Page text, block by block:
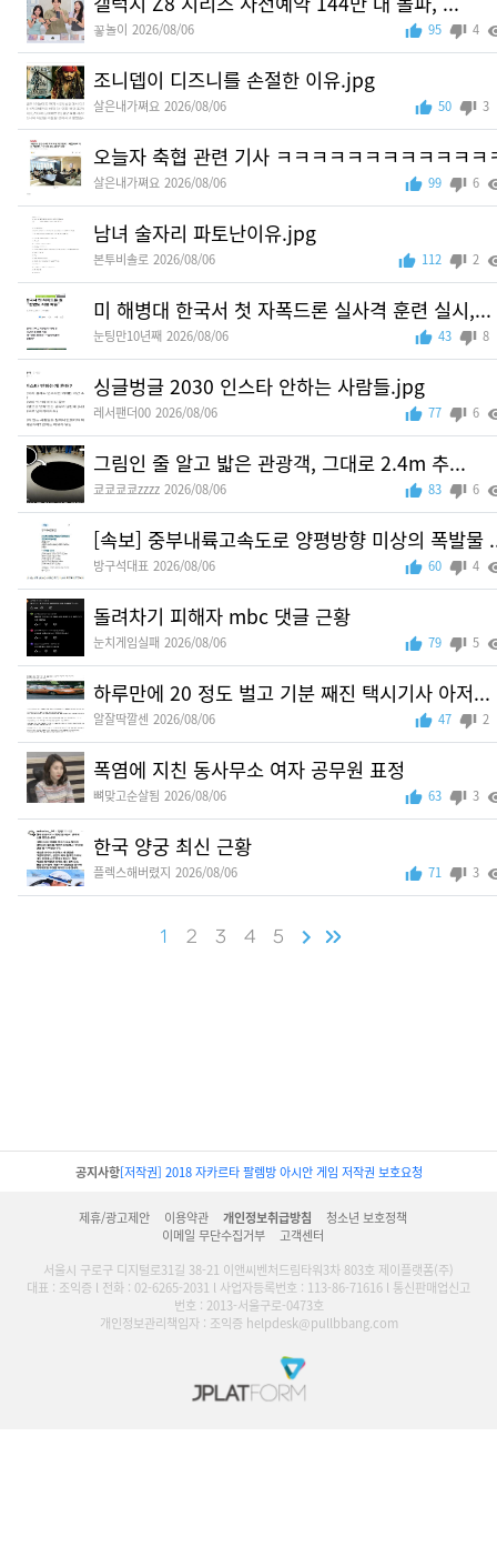
꽇놀이 2026/08/06 95 4
조니뎁이 디즈니를 손절한 이유.jpg
살은내가쪄요 2026/08/06 50 3
오늘자 축협 관련 기사 ㅋㅋㅋㅋㅋㅋㅋㅋㅋㅋㅋㅋ
살은내가쪄요 2026/08/06 99 6
남녀 술자리 파토난이유.jpg
본투비솔로 2026/08/06 112 2
미 해병대 한국서 첫 자폭드론 실사격 훈련 실시,...
눈팅만10년째 2026/08/06 43 8
싱글벙글 2030 인스타 안하는 사람들.jpg
레서팬더00 2026/08/06 77 6
그림인 줄 알고 밟은 관광객, 그대로 2.4m 추...
쿄쿄쿄쿄zzzz 2026/08/06 83 6
[속보] 중부내륙고속도로 양평방향 미상의 폭발물
방구석대표 2026/08/06 60 4
돌려차기 피해자 mbc 댓글 근황
눈치게임실패 2026/08/06 79 5
하루만에 20 정도 벌고 기분 째진 택시기사 아저...
알잘딱깔센 2026/08/06 47 2
폭염에 지친 동사무소 여자 공무원 표정
뼈맞고순살됨 2026/08/06 63 3
한국 양궁 최신 근황
플렉스해버렸지 2026/08/06 71 3
1 2 3 4 5
공지사항[저작권] 2018년 러시아 월드컵 저작권 보호요청
제휴/광고제안 이용약관 개인정보취급방침
청소년 보호정책
이메일 무단수집거부
고객센터
서울시 구로구 디지털로31길 38-21 이앤씨벤처드림타워3차 803호 제이플랫폼(주)
대표 : 조익증 l 전화 : 02-6265-2031 l 사업자등록번호 : 113-86-71616 l 통신판매업신고
번호 : 2013-서울구로-0473호
개인정보관리책임자 : 조익증 helpdesk@pullbbang.com